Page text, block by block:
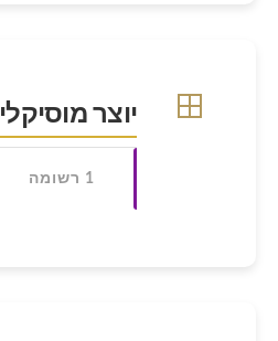
יוצר מוסיקלי
1 רשומה